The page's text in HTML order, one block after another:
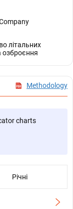
літальних
озброєння
Methodology
charts
Річні